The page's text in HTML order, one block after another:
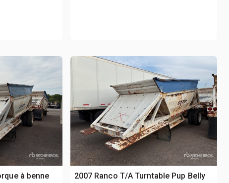
à benne
2007 Ranco T/A Turntable Pup Belly